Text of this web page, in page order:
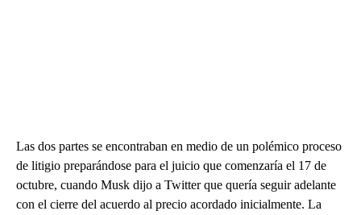
Las dos partes se encontraban en medio de un polémico proceso
de litigio preparándose para el juicio que comenzaría el 17 de
octubre, cuando Musk dijo a Twitter que quería seguir adelante
con el cierre del acuerdo al precio acordado inicialmente. La